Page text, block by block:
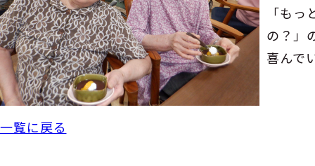
「も
の？」
喜んで
一覧に戻る